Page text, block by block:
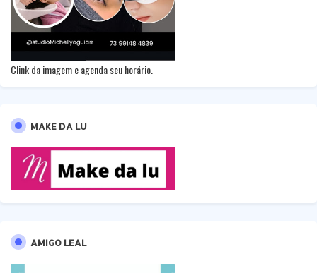
Clink da imagem e agenda seu horário.
MAKE DA LU
AMIGO LEAL